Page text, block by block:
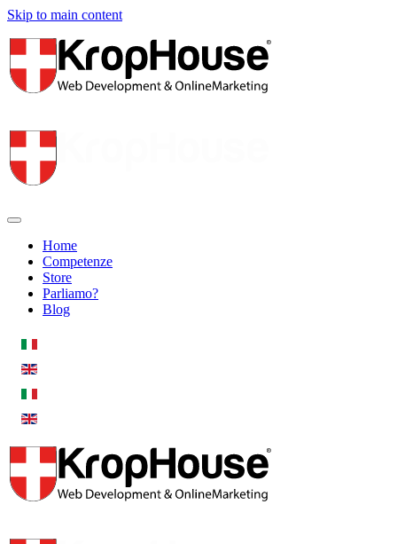
Skip to main content
Home
Competenze
Store
Parliamo?
Blog